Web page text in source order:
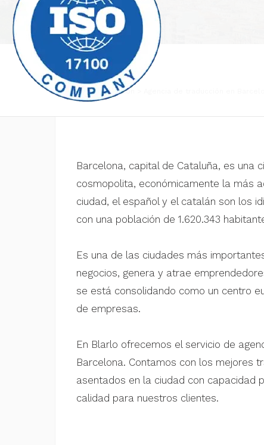
Agencia de traducción
Barcelona, capital de Cataluña, es una
cosmopolita, económicamente la más
ciudad, el español y el catalán son los
con una población de 1.620.343
Es una de las ciudades más
negocios, genera y atrae
se está consolidando como un centro
de empresas.
En Blarlo ofrecemos el servicio de
Barcelona. Contamos con los mejores
asentados en la ciudad con capacidad
calidad para nuestros clientes.